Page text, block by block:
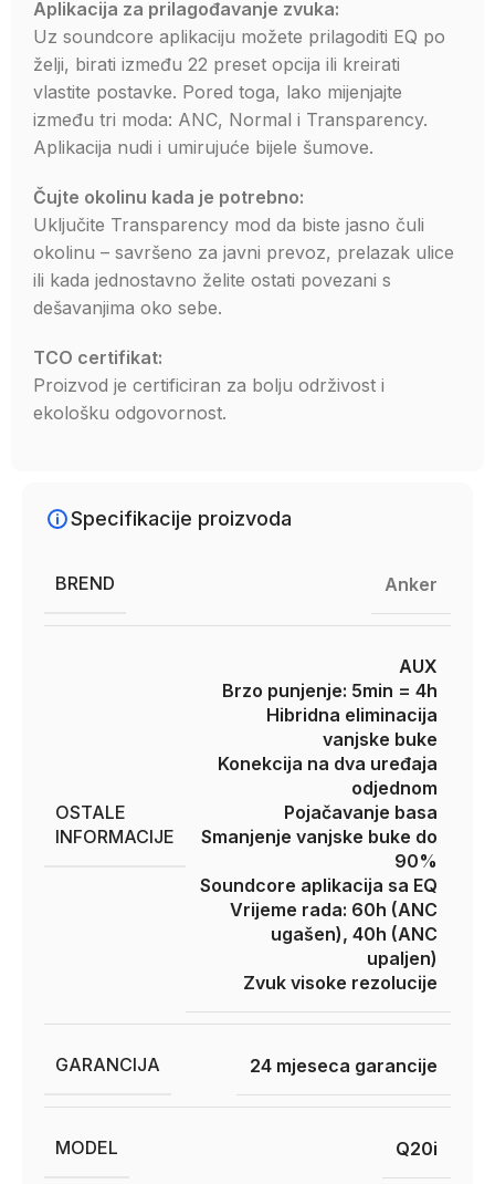
Aplikacija za prilagođavanje zvuka:
Uz soundcore aplikaciju možete prilagoditi EQ po
želji, birati između 22 preset opcija ili kreirati
vlastite postavke. Pored toga, lako mijenjajte
između tri moda: ANC, Normal i Transparency.
Aplikacija nudi i umirujuće bijele šumove.
Čujte okolinu kada je potrebno:
Uključite Transparency mod da biste jasno čuli
okolinu – savršeno za javni prevoz, prelazak ulice
ili kada jednostavno želite ostati povezani s
dešavanjima oko sebe.
TCO certifikat:
Proizvod je certificiran za bolju održivost i
ekološku odgovornost.
Specifikacije proizvoda
BREND Anker
OSTALE
INFORMACIJE
AUX
Brzo punjenje: 5min = 4h
Hibridna eliminacija
vanjske buke
Konekcija na dva uređaja
odjednom
Pojačavanje basa
Smanjenje vanjske buke do
90%
Soundcore aplikacija sa EQ
Vrijeme rada: 60h (ANC
ugašen), 40h (ANC
upaljen)
Zvuk visoke rezolucije
GARANCIJA 24 mjeseca garancije
MODEL Q20i